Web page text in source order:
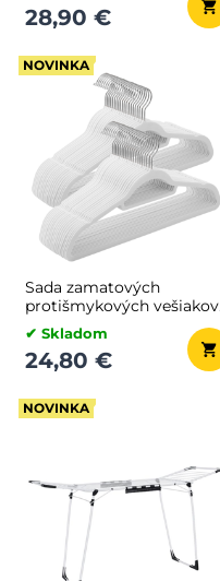
28,90 €
NOVINKA
Sada zamatových
protišmykových vešiakov
CHIC, 50ks, biela
✔ Skladom
24,80 €
NOVINKA